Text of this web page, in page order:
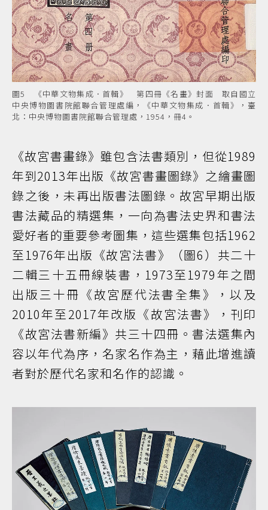
圖5 《中華文物集成．首輯》 第四冊《名畫》封面 取自國立
中央博物圖書院館聯合管理處編，《中華文物集成．首輯》，臺
北：中央博物圖書院館聯合管理處，1954，冊4。
《故宮書畫錄》雖包含法書類別，但從1989
年到2013年出版《故宮書畫圖錄》之繪畫圖
錄之後，未再出版書法圖錄。故宮早期出版
書法藏品的精選集，一向為書法史界和書法
愛好者的重要參考圖集，這些選集包括1962
至1976年出版《故宮法書》（圖6）共二十
二輯三十五冊線裝書，1973至1979年之間
出版三十冊《故宮歷代法書全集》，以及
2010年至2017年改版《故宮法書》，刊印
《故宮法書新編》共三十四冊。書法選集內
容以年代為序，名家名作為主，藉此增進讀
者對於歷代名家和名作的認識。